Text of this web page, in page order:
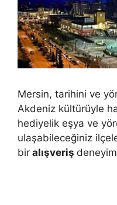
Mersin, tarihini ve
Akdeniz kültürüyle
hediyelik eşya ve
ulaşabileceğiniz
bir alışveriş